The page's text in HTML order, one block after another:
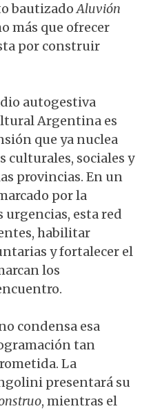
bautizadoAluvión
más que ofrecer
por construir
autogestiva
Argentina es
que ya nuclea
culturales, sociales y
provincias. En un
por la
esta red
habilitar
y fortalecer el
los
condensa esa
tan
La
presentará su
, mientras el